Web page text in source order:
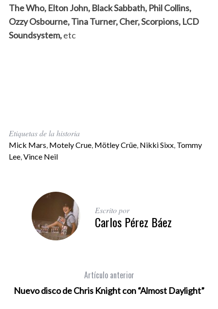
The Who, Elton John, Black Sabbath, Phil Collins,
Ozzy Osbourne, Tina Turner, Cher, Scorpions, LCD
Soundsystem,etc
Etiquetas de la historia
Mick Mars, Motely Crue, Mötley Crüe, Nikki Sixx, Tommy
Lee,Vince Neil
Escrito por
Carlos Pérez Báez
Artículo anterior
Nuevo disco de Chris Knight con “Almost Daylight”